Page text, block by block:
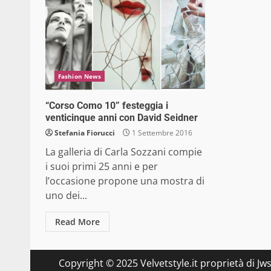
Fashion News
“Corso Como 10” festeggia i
venticinque anni con David Seidner
Stefania Fiorucci 1 Settembre 2016
La galleria di Carla Sozzani compie
i suoi primi 25 anni e per
l’occasione propone una mostra di
uno dei...
Read More
Copyright © 2025 Velvetstyle.it proprietà di